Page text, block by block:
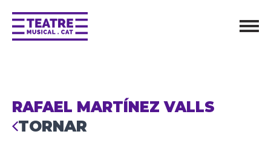
RAFAEL MARTÍNEZ VALLS
TORNAR